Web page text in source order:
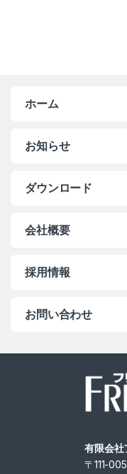
ホーム
お知らせ
ダウンロード
会社概要
採用情報
お問い合わせ
有限会社
〒111-